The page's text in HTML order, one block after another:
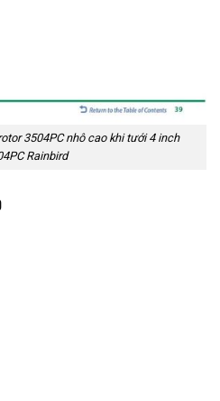
3504PC nhô cao khi tưới 4 inch
Rainbird